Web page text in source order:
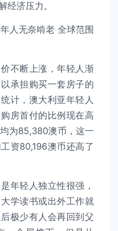
经济压力。
不断上涨，年轻人渐
承担购买一套房子的
计，澳大利亚年轻人
房首付的比例现在高
为85,380澳币，这一
资80,196澳币还高了
年轻人独立性很强，
学读书或出外工作就
极少有人会再回到父